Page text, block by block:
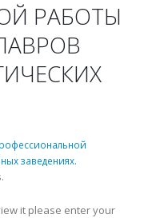
РАБОТЫ
заведениях.
it please enter your